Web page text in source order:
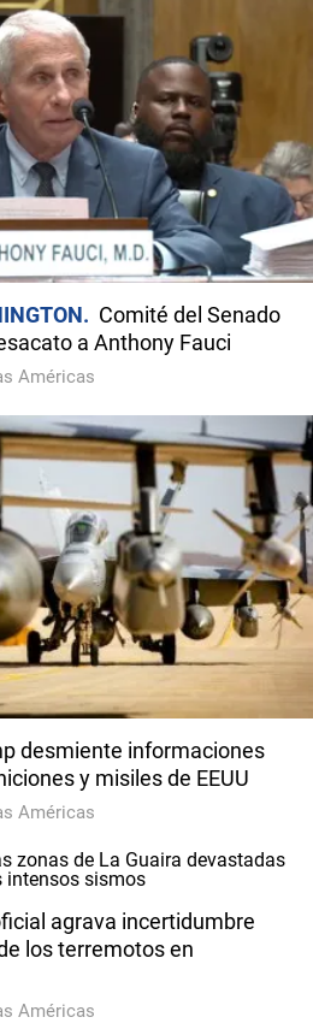
Comité del Senado
a Anthony Fauci
Américas
desmiente informaciones
y misiles de EEUU
Américas
agrava incertidumbre
los terremotos en
Américas